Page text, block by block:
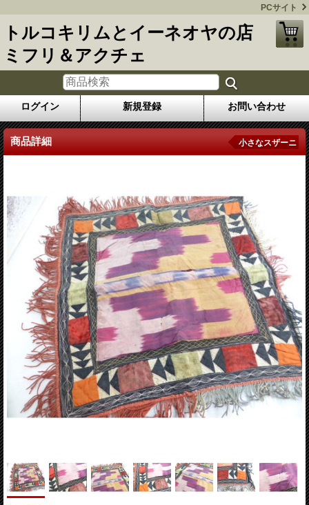
PCサイト
トルコキリムとイーネオヤの店
ミフリ＆アクチェ
ログイン 新規登録 お問い合わせ
商品詳細 小さなスザーニ